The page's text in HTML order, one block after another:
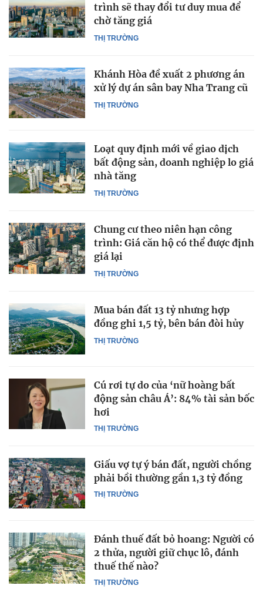
THỊ TRƯỜNG
trình sẽ thay đổi tư duy mua để
chờ tăng giá
THỊ TRƯỜNG
Khánh Hòa đề xuất 2 phương án
xử lý dự án sân bay Nha Trang cũ
THỊ TRƯỜNG
Loạt quy định mới về giao dịch
bất động sản, doanh nghiệp lo giá
nhà tăng
THỊ TRƯỜNG
Chung cư theo niên hạn công
trình: Giá căn hộ có thể được định
giá lại
THỊ TRƯỜNG
Mua bán đất 13 tỷ nhưng hợp
đồng ghi 1,5 tỷ, bên bán đòi hủy
THỊ TRƯỜNG
Cú rơi tự do của ‘nữ hoàng bất
động sản châu Á’: 84% tài sản bốc
hơi
THỊ TRƯỜNG
Giấu vợ tự ý bán đất, người chồng
phải bồi thường gần 1,3 tỷ đồng
THỊ TRƯỜNG
Đánh thuế đất bỏ hoang: Người có
2 thửa, người giữ chục lô, đánh
thuế thế nào?